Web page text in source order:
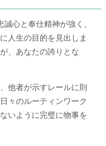
心と奉仕精神が強く、
人生の目的を見出しま
、あなたの誇りとな
他者が示すレールに則
々のルーティンワーク
いように完璧に物事を